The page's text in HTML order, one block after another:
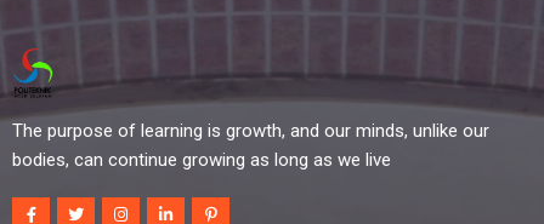
The purpose of learning is growth, and our minds, unlike our
bodies, can continue growing as long as we live